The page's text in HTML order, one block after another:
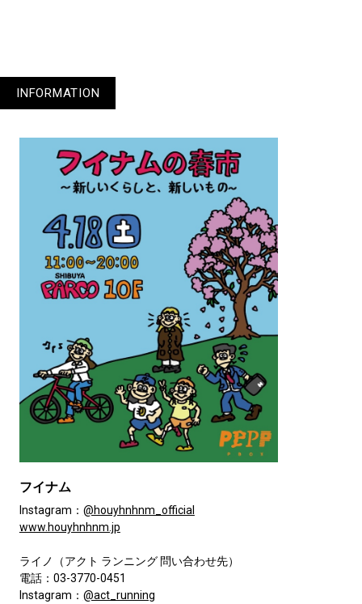
INFORMATION
フイナム
Instagram： @houyhnhnm_official
www.houyhnhnm.jp
ライノ（アクト ランニング 問い合わせ先）
電話：03-3770-0451
Instagram： @act_running